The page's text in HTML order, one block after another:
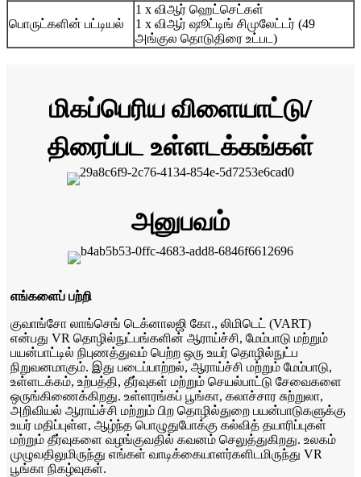
பொருட்களின் பட்டியல்
1 x விஆர் ஹெட்செட்கள்
1 x விஆர் ஷூட்டிங் சிமுலேட்டர் (49
அங்குல தொடுதிரை உட்பட)
மிகப்பெரிய விளையாட்டு/
திரைப்பட உள்ளடக்கங்கள்
அனுபவம்
எங்களைப் பற்றி
குவாங்சோ லாங்செங் டெக்னாலஜி கோ., லிமிடெட் (VART)
என்பது VR தொழில்நுட்பங்களின் ஆராய்ச்சி, மேம்பாடு மற்றும்
பயன்பாட்டில் நிபுணத்துவம் பெற்ற ஒரு உயர் தொழில்நுட்ப
நிறுவனமாகும். இது படைப்பாற்றல், ஆராய்ச்சி மற்றும் மேம்பாடு,
உள்ளடக்கம், உற்பத்தி, தீர்வுகள் மற்றும் செயல்பாட்டு சேவைகளை
ஒருங்கிணைக்கிறது. உள்ளரங்கப் பூங்கா, கலாச்சார சுற்றுலா,
அறிவியல் ஆராய்ச்சி மற்றும் பிற தொழில்துறை பயன்பாடுகளுக்கு
உயர் மதிப்புள்ள, ஆழ்ந்த பொழுதுபோக்கு கல்வித் தயாரிப்புகள்
மற்றும் தீர்வுகளை வழங்குவதில் கவனம் செலுத்துகிறது. உலகம்
முழுவதிலுமிருந்து எங்கள் வாடிக்கையாளர்களிடமிருந்து VR
பூங்கா நிகழ்வுகள்.